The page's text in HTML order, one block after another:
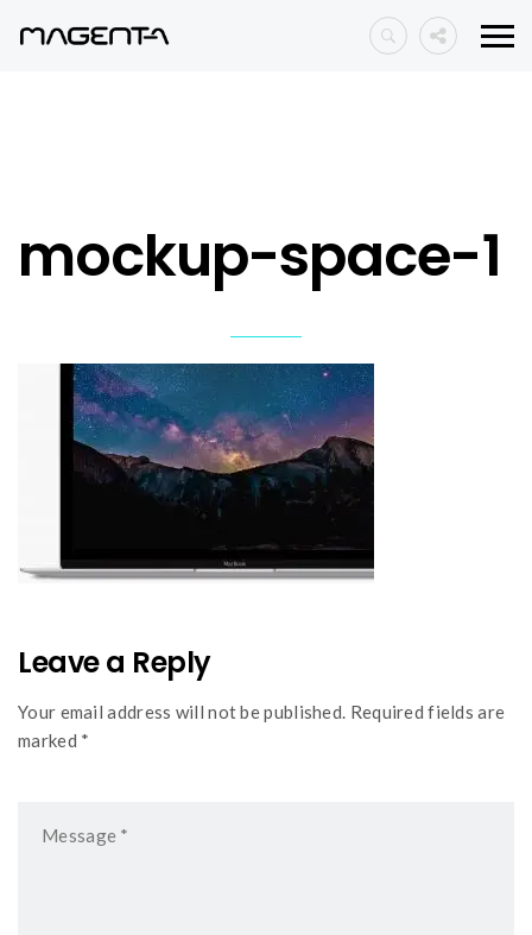
mockup-space-1
Leave a Reply
Your email address will not be published. Required fields are
marked *